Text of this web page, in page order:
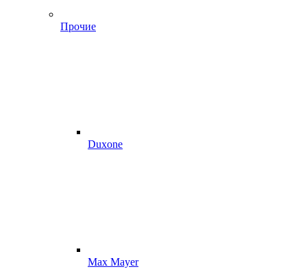
Прочие
Duxone
Max Mayer